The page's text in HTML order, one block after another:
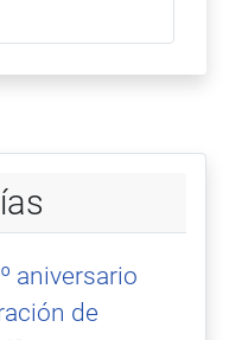
aniversario
de